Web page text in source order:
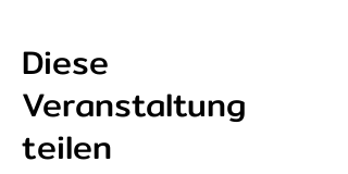
Diese
Veranstaltung
teilen